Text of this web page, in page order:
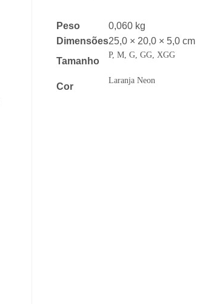
Peso
0,060 kg
Dimensões25,0 × 20,0 × 5,0 cm
Tamanho
P, M, G, GG, XGG
Cor
Laranja Neon